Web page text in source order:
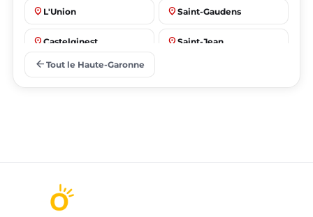
place L'Union place Saint-Gaudens
place Castelginest place Saint-Jean
place Villeneuve-Tolosane
arrow_back Tout le Haute-Garonne